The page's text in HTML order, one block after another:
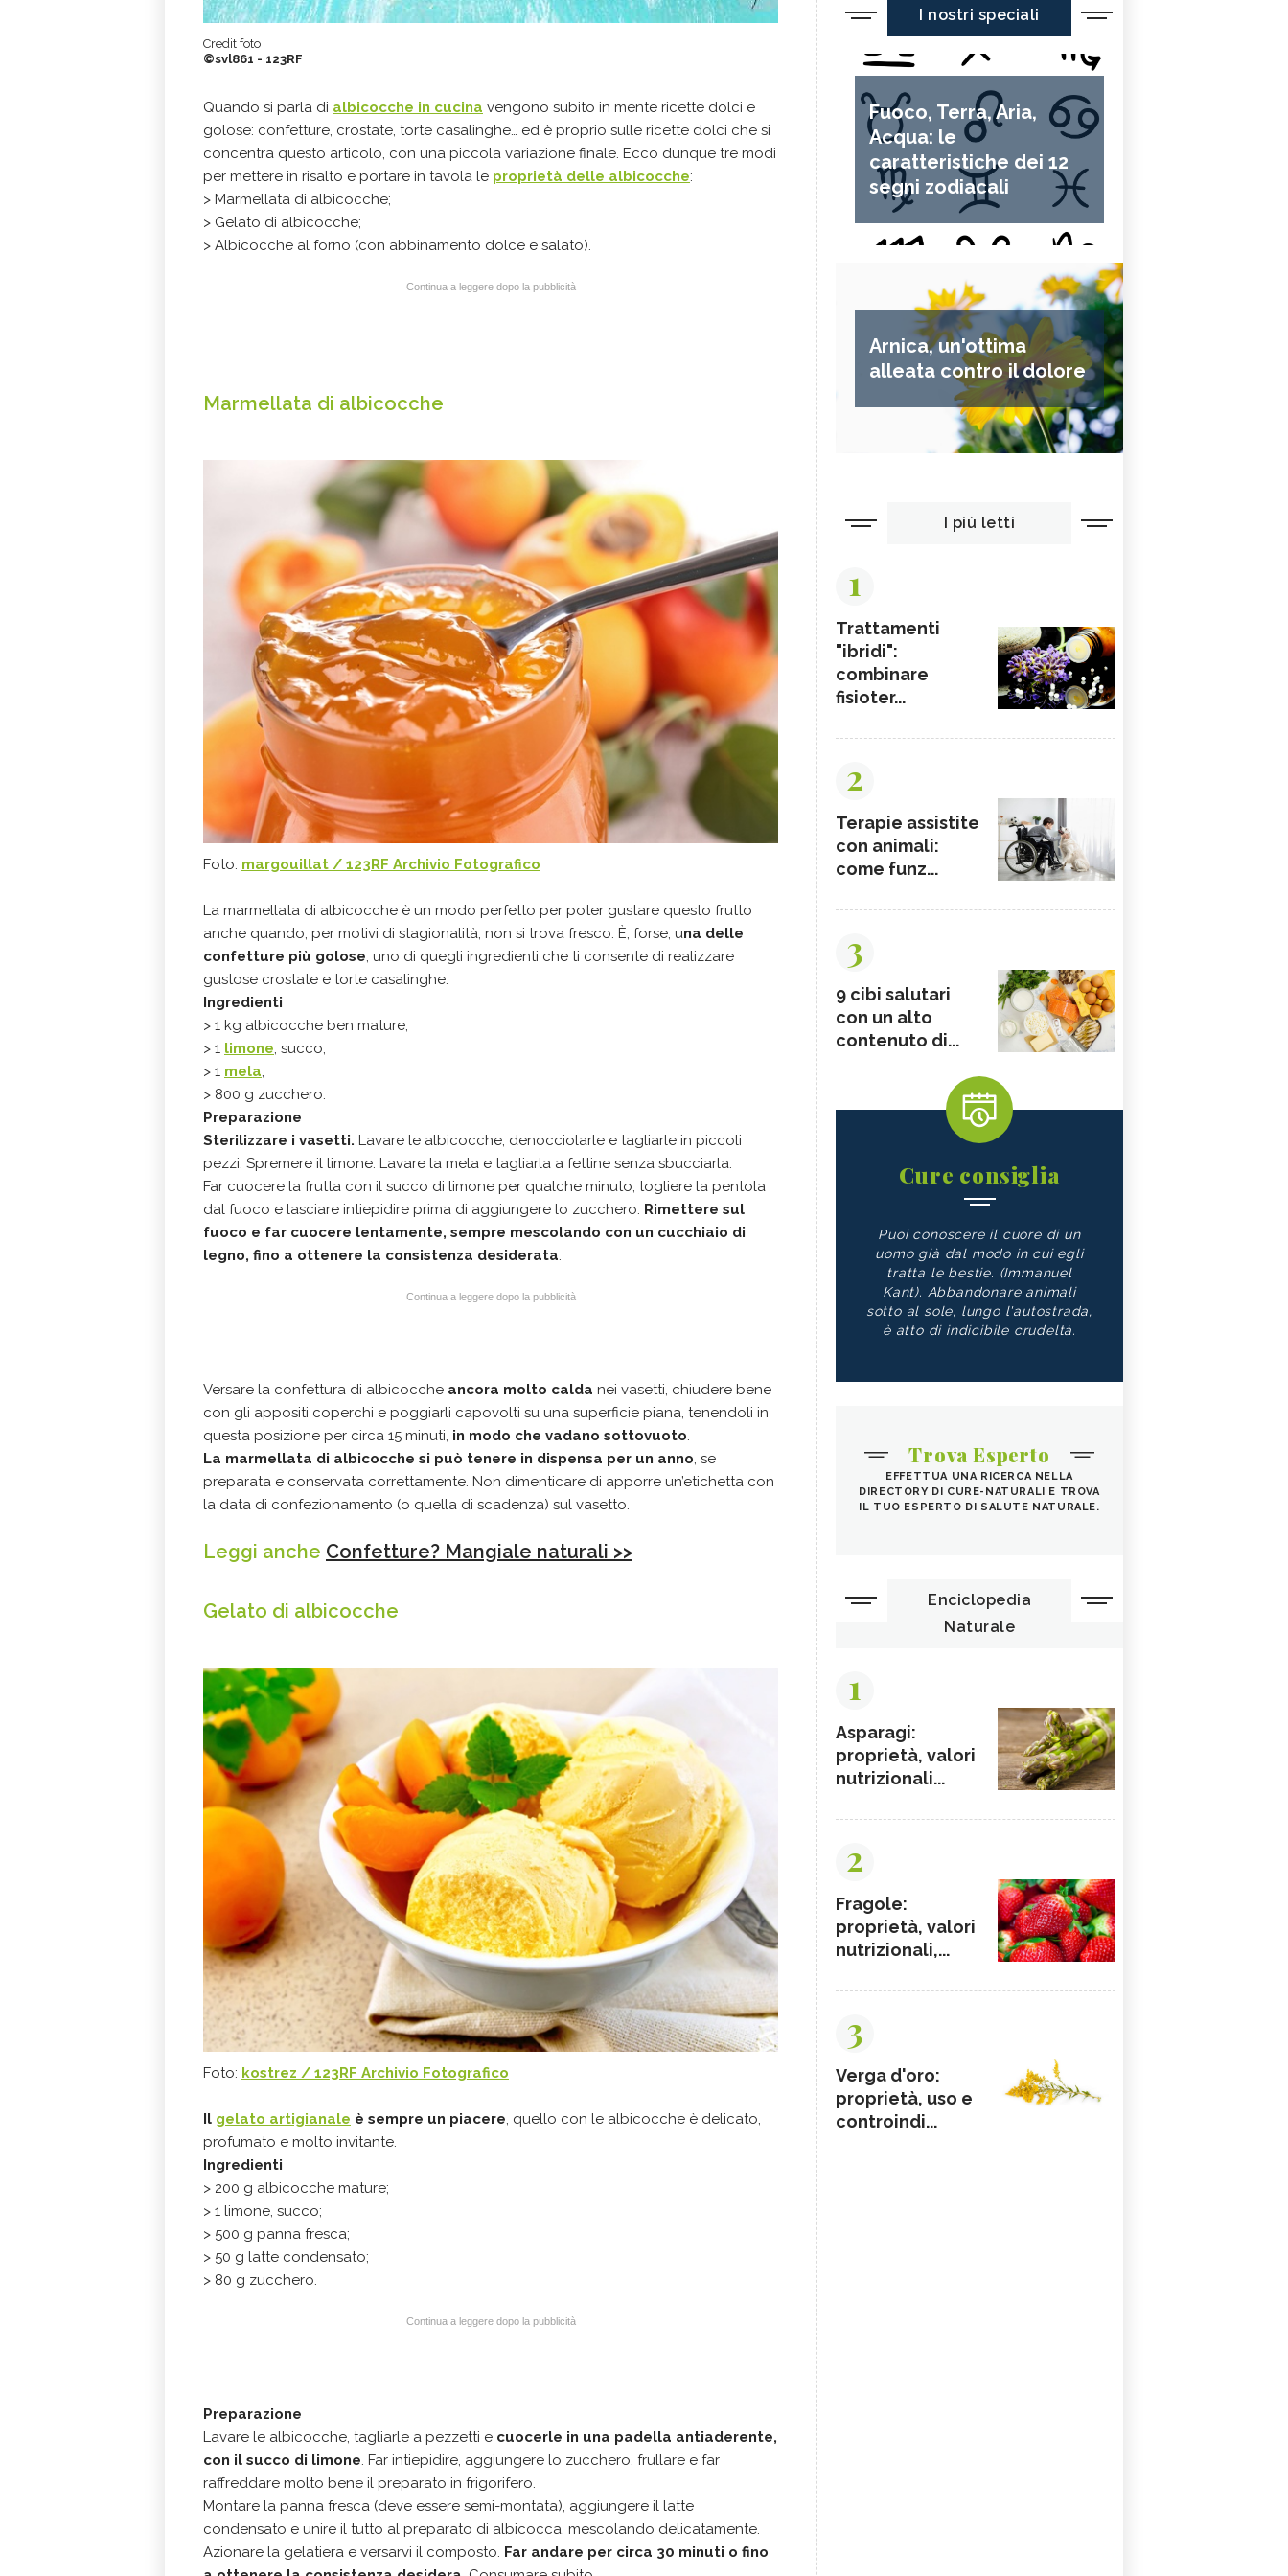
Credit foto
©svl861 - 123RF
Quando si parla di albicocche in cucina vengono subito in mente ricette dolci e
golose: confetture, crostate, torte casalinghe… ed è proprio sulle ricette dolci che si
concentra questo articolo, con una piccola variazione finale. Ecco dunque tre modi
per mettere in risalto e portare in tavola le proprietà delle albicocche:
> Marmellata di albicocche;
> Gelato di albicocche;
> Albicocche al forno (con abbinamento dolce e salato).
Continua a leggere dopo la pubblicità
Marmellata di albicocche
Foto: margouillat / 123RF Archivio Fotografico
La marmellata di albicocche è un modo perfetto per poter gustare questo frutto
anche quando, per motivi di stagionalità, non si trova fresco. È, forse, una delle
confetture più golose, uno di quegli ingredienti che ti consente di realizzare
gustose crostate e torte casalinghe.
Ingredienti
> 1 kg albicocche ben mature;
> 1 limone, succo;
> 1 mela;
> 800 g zucchero.
Preparazione
Sterilizzare i vasetti. Lavare le albicocche, denocciolarle e tagliarle in piccoli
pezzi. Spremere il limone. Lavare la mela e tagliarla a fettine senza sbucciarla.
Far cuocere la frutta con il succo di limone per qualche minuto; togliere la pentola
dal fuoco e lasciare intiepidire prima di aggiungere lo zucchero. Rimettere sul
fuoco e far cuocere lentamente, sempre mescolando con un cucchiaio di
legno, fino a ottenere la consistenza desiderata.
Continua a leggere dopo la pubblicità
Versare la confettura di albicocche ancora molto calda nei vasetti, chiudere bene
con gli appositi coperchi e poggiarli capovolti su una superficie piana, tenendoli in
questa posizione per circa 15 minuti, in modo che vadano sottovuoto.
La marmellata di albicocche si può tenere in dispensa per un anno, se
preparata e conservata correttamente. Non dimenticare di apporre un’etichetta con
la data di confezionamento (o quella di scadenza) sul vasetto.
Leggi anche Confetture? Mangiale naturali >>
Gelato di albicocche
Foto: kostrez / 123RF Archivio Fotografico
Il gelato artigianale è sempre un piacere , quello con le albicocche è delicato,
profumato e molto invitante.
Ingredienti
> 200 g albicocche mature;
> 1 limone, succo;
> 500 g panna fresca;
> 50 g latte condensato;
> 80 g zucchero.
Continua a leggere dopo la pubblicità
Preparazione
Lavare le albicocche, tagliarle a pezzetti e cuocerle in una padella antiaderente,
con il succo di limone . Far intiepidire, aggiungere lo zucchero, frullare e far
raffreddare molto bene il preparato in frigorifero.
Montare la panna fresca (deve essere semi-montata), aggiungere il latte
condensato e unire il tutto al preparato di albicocca, mescolando delicatamente.
Azionare la gelatiera e versarvi il composto. Far andare per circa 30 minuti o fino
I nostri speciali
Fuoco, Terra, Aria,
Acqua: le
caratteristiche dei 12
segni zodiacali
Arnica, un'ottima
alleata contro il dolore
I più letti
1
Trattamenti
"ibridi":
combinare
fisioter...
2
Terapie assistite
con animali:
come funz...
3
9 cibi salutari
con un alto
contenuto di...
Cure consiglia
Puoi conoscere il cuore di un
uomo già dal modo in cui egli
tratta le bestie. (Immanuel
Kant). Abbandonare animali
sotto al sole, lungo l'autostrada,
è atto di indicibile crudeltà.
Trova Esperto
EFFETTUA UNA RICERCA NELLA
DIRECTORY DI CURE-NATURALI E TROVA
IL TUO ESPERTO DI SALUTE NATURALE.
Enciclopedia
Naturale
1
Asparagi:
proprietà, valori
nutrizionali...
2
Fragole:
proprietà, valori
nutrizionali,...
3
Verga d'oro:
proprietà, uso e
controindi...